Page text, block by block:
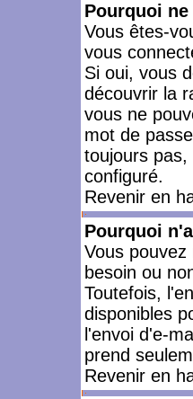
Pourquoi
Vous êtes-
vous
Si oui, vous
découvrir la
vous ne
mot de
toujours
configuré.
Revenir en
Pourquoi
Vous
besoin ou
Toutefois,
disponibles
l'envoi d'e-
prend
Revenir en